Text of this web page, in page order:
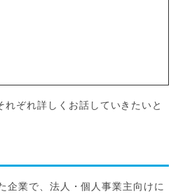
ぞれ詳しくお話していきたいと
企業で、法人・個人事業主向けに